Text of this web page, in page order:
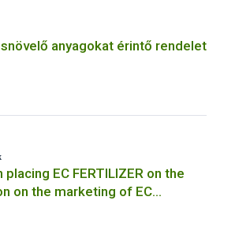
anyagokat érintő rendelet
EC FERTILIZER on the
on the marketing of EC
application for a certificate